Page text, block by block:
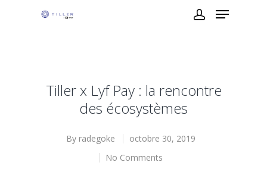
Tiller x Lyf Pay : la rencontre
des écosystèmes
By radegoke
octobre 30, 2019
No Comments